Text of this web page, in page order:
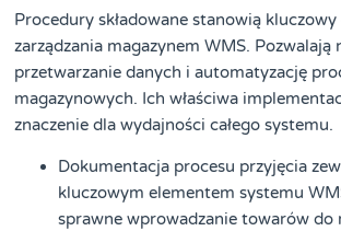
Procedury składowane stanowią
zarządzania magazynem WMS. Pozwalają
przetwarzanie danych i automatyzację
magazynowych. Ich właściwa
znaczenie dla wydajności całego systemu.
Dokumentacja procesu przyjęcia
kluczowym elementem systemu
sprawne wprowadzanie towarów do